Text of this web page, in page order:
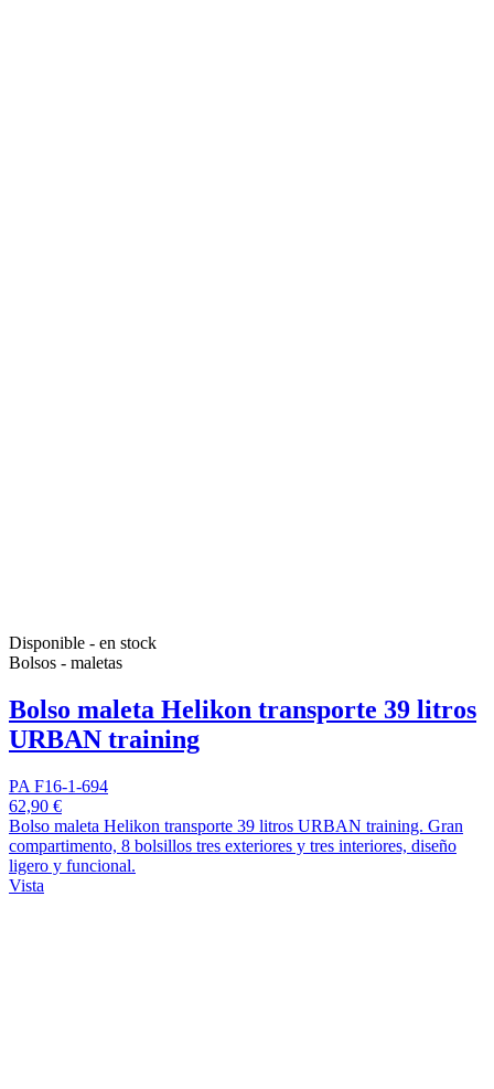
Disponible - en stock
Bolsos - maletas
Bolso maleta Helikon transporte 39 litros
URBAN training
PA F16-1-694
62,90 €
Bolso maleta Helikon transporte 39 litros URBAN training. Gran
compartimento, 8 bolsillos tres exteriores y tres interiores, diseño
ligero y funcional.
Vista